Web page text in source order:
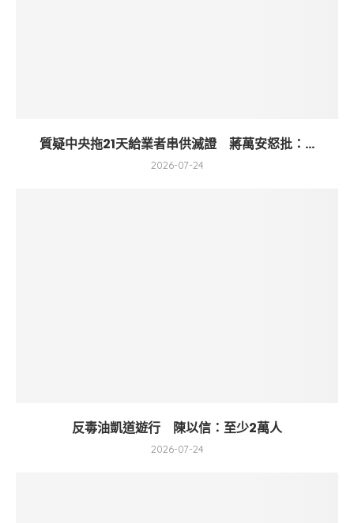
質疑中央拖21天給業者串供滅證 蔣萬安怒批：...
2026-07-24
反毒油凱道遊行 陳以信：至少2萬人
2026-07-24